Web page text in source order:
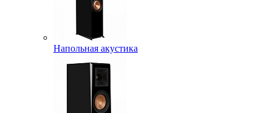
Напольная акустика